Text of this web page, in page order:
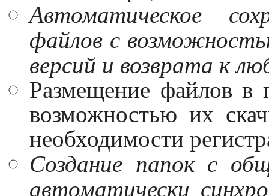
Автоматическое
файлов с
версий и возврата к
Размещение файлов в
возможностью их
необходимости
Создание папок с
автоматически